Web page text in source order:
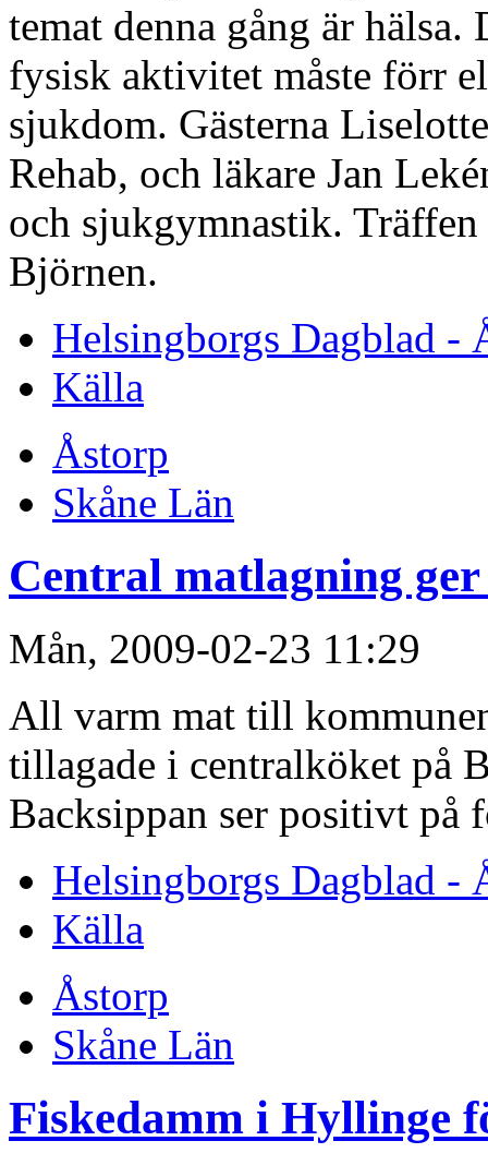
temat denna gång är
fysisk aktivitet måste förr
sjukdom. Gästerna
Rehab, och läkare Jan
och sjukgymnastik.
Björnen.
Helsingborgs Dagblad -
Källa
Åstorp
Skåne Län
Central matlagning
Mån, 2009-02-23 11:29
All varm mat till
tillagade i centralköket på
Backsippan ser positivt på
Helsingborgs Dagblad -
Källa
Åstorp
Skåne Län
Fiskedamm i Hyllinge